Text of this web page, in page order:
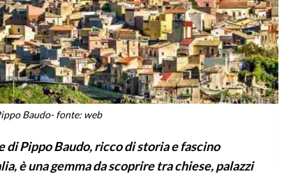
Baudo- fonte: web
Pippo Baudo, ricco di storia e fascino
è una gemma da scoprire tra chiese, palazzi